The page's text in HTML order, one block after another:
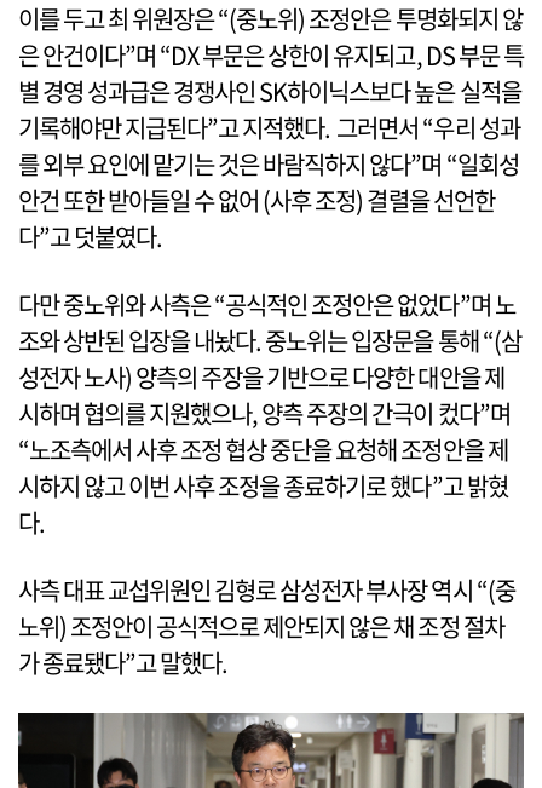
이를 두고 최 위원장은 “(중노위) 조정안은 투명화되지 않
은 안건이다”며 “DX 부문은 상한이 유지되고, DS 부문 특
별 경영 성과급은 경쟁사인 SK하이닉스보다 높은 실적을
기록해야만 지급된다”고 지적했다. 그러면서 “우리 성과
를 외부 요인에 맡기는 것은 바람직하지 않다”며 “일회성
안건 또한 받아들일 수 없어 (사후 조정) 결렬을 선언한
다”고 덧붙였다.
다만 중노위와 사측은 “공식적인 조정안은 없었다”며 노
조와 상반된 입장을 내놨다. 중노위는 입장문을 통해 “(삼
성전자 노사) 양측의 주장을 기반으로 다양한 대안을 제
시하며 협의를 지원했으나, 양측 주장의 간극이 컸다”며
“노조측에서 사후 조정 협상 중단을 요청해 조정안을 제
시하지 않고 이번 사후 조정을 종료하기로 했다”고 밝혔
다.
사측 대표 교섭위원인 김형로 삼성전자 부사장 역시 “(중
노위) 조정안이 공식적으로 제안되지 않은 채 조정 절차
가 종료됐다”고 말했다.